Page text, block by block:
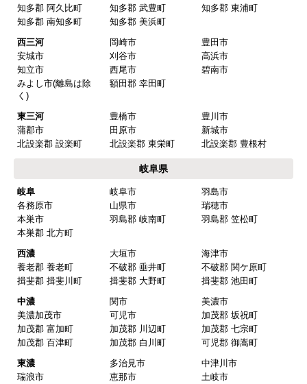
はい
【注文商品】換気扇・レンジフー
【このショップを選んだ理由は？】
た
【注文からどのくらいで届きましたか？】
【その他感想・コメント】
マークレさん
2025年10月10日 21:04
欲しい商品をスムーズに注文できましたか？
知多郡 阿久比町
知多郡 武豊町
知多郡 東浦町
知多郡 南知多町
知多郡 美浜町
西三河
岡崎市
豊田市
安城市
刈谷市
高浜市
知立市
西尾市
碧南市
みよし市(離島は除
く)
額田郡 幸田町
東三河 豊橋市
豊川市
蒲郡市
田原市
新城市
北設楽郡 設楽町
北設楽郡 東栄町 北設楽郡 豊根村
岐阜県
岐阜 岐阜市
羽島市
各務原市
山県市
瑞穂市
本巣市
羽島郡 岐南町
羽島郡 笠松町
本巣郡 北方町
西濃
大垣市
海津市
養老郡 養老町
不破郡 垂井町
不破郡 関ケ原町
揖斐郡 揖斐川町
揖斐郡 大野町
揖斐郡 池田町
中濃
関市
美濃市
美濃加茂市
可児市
加茂郡 坂祝町
加茂郡 富加町
加茂郡 川辺町
加茂郡 七宗町
加茂郡 百津町
加茂郡 白川町
可児郡 御嵩町
東濃
多治見市
中津川市
瑞浪市
恵那市 土岐市